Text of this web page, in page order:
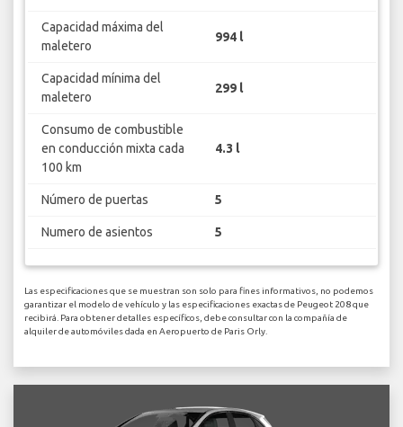
Capacidad máxima del
maletero
994 l
Capacidad mínima del
maletero
299 l
Consumo de combustible
en conducción mixta cada
100 km
4.3 l
Número de puertas 5
Numero de asientos 5
Las especificaciones que se muestran son solo para fines informativos, no podemos
garantizar el modelo de vehículo y las especificaciones exactas de Peugeot 208 que
recibirá. Para obtener detalles específicos, debe consultar con la compañía de
alquiler de automóviles dada en Aeropuerto de Paris Orly.